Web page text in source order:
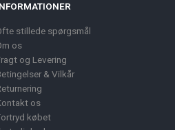
stillede spørgsmål
os
og Levering
& Vilkår
os
købet